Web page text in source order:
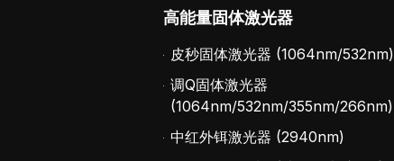
高能量固体激光器
皮秒固体激光器 (1064nm/532nm)
调Q固体激光器
(1064nm/532nm/355nm/266nm)
中红外铒激光器 (2940nm)